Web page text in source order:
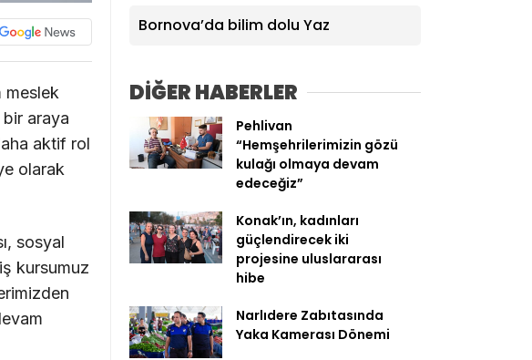
meslek
bir araya
aktif rol
olarak
sosyal
kursumuz
Bornova’da bilim dolu Yaz
DİĞER HABERLER
Pehlivan
“Hemşehrilerimizin gözü
kulağı olmaya devam
edeceğiz”
Konak’ın, kadınları
güçlendirecek iki
projesine uluslararası
hibe
Narlıdere Zabıtasında
Yaka Kamerası Dönemi